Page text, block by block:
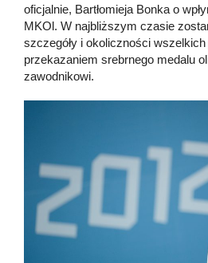
oficjalnie, Bartłomieja Bonka o
MKOl. W najbliższym czasie
szczegóły i okoliczności
przekazaniem srebrnego medalu
zawodnikowi.